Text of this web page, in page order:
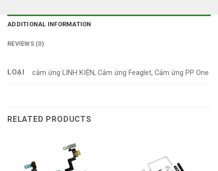
ADDITIONAL INFORMATION
REVIEWS (0)
LOẠI cảm ứng LINH KIỆN, Cảm ứng Feaglet, Cảm ứng PP One
RELATED PRODUCTS